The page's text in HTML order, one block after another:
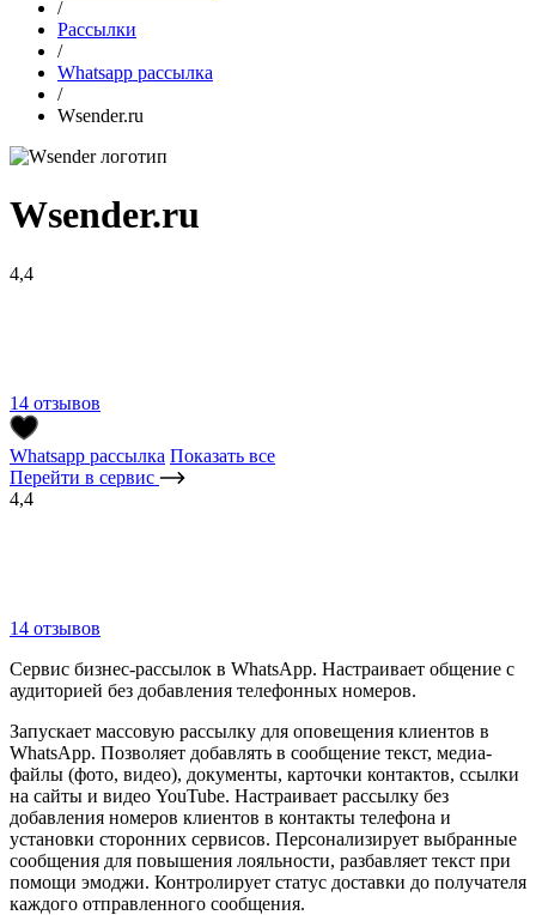
/
Рассылки
/
Whatsapp рассылка
/
Wsender.ru
Wsender.ru
4,4
14 отзывов
Whatsapp рассылка Показать все
Перейти в сервис
4,4
14 отзывов
Сервис бизнес-рассылок в WhatsApp. Настраивает общение с
аудиторией без добавления телефонных номеров.
Запускает массовую рассылку для оповещения клиентов в
WhatsApp. Позволяет добавлять в сообщение текст, медиа-
файлы (фото, видео), документы, карточки контактов, ссылки
на сайты и видео YouTube. Настраивает рассылку без
добавления номеров клиентов в контакты телефона и
установки сторонних сервисов. Персонализирует выбранные
сообщения для повышения лояльности, разбавляет текст при
помощи эмоджи. Контролирует статус доставки до получателя
каждого отправленного сообщения.